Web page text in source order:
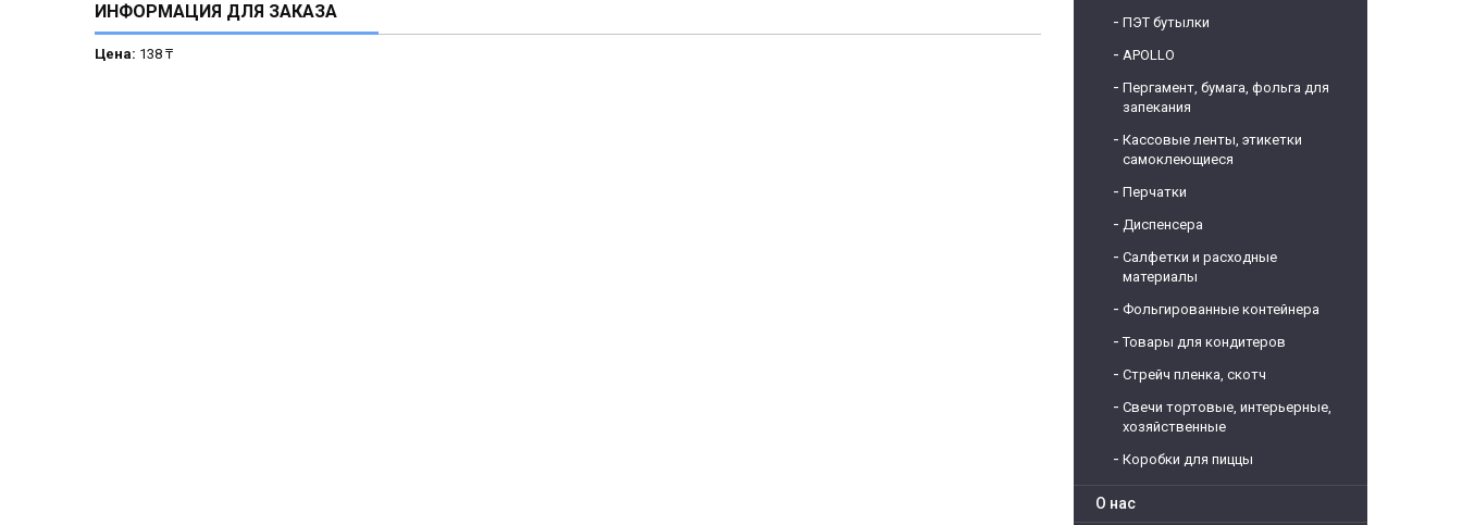
ИНФОРМАЦИЯ ДЛЯ ЗАКАЗА
Цена: 138 ₸
ПЭТ бутылки
APOLLO
Пергамент, бумага, фольга для
запекания
Кассовые ленты, этикетки
самоклеющиеся
Перчатки
Диспенсера
Салфетки и расходные
материалы
Фольгированные контейнера
Товары для кондитеров
Стрейч пленка, скотч
Свечи тортовые, интерьерные,
хозяйственные
Коробки для пиццы
О нас